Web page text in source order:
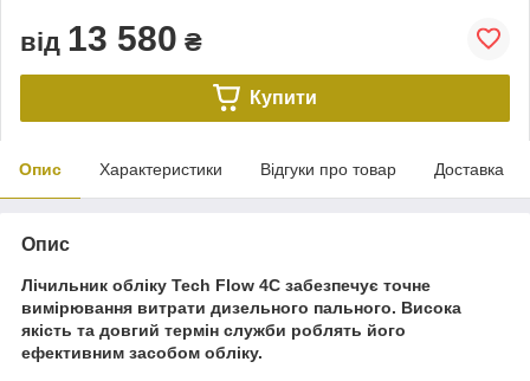
від 13 580 ₴
Купити
Опис Характеристики Відгуки про товар Доставка
Опис
Лічильник обліку Tech Flow 4C забезпечує точне
вимірювання витрати дизельного пального. Висока
якість та довгий термін служби роблять його
ефективним засобом обліку.